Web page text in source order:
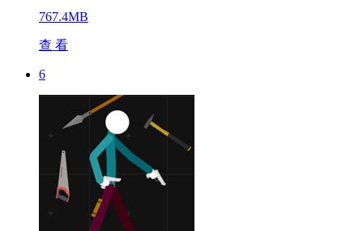
767.4MB
查 看
6